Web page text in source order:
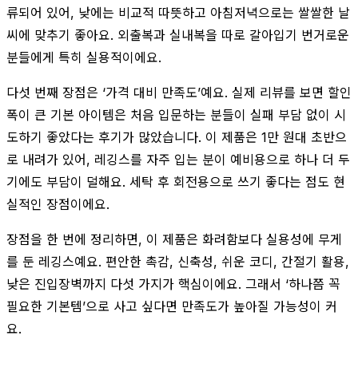
류되어 있어, 낮에는 비교적 따뜻하고 아침저녁으로는 쌀쌀한 날
씨에 맞추기 좋아요. 외출복과 실내복을 따로 갈아입기 번거로운
분들에게 특히 실용적이에요.
다섯 번째 장점은 ‘가격 대비 만족도’예요. 실제 리뷰를 보면 할인
폭이 큰 기본 아이템은 처음 입문하는 분들이 실패 부담 없이 시
도하기 좋았다는 후기가 많았습니다. 이 제품은 1만 원대 초반으
로 내려가 있어, 레깅스를 자주 입는 분이 예비용으로 하나 더 두
기에도 부담이 덜해요. 세탁 후 회전용으로 쓰기 좋다는 점도 현
실적인 장점이에요.
장점을 한 번에 정리하면, 이 제품은 화려함보다 실용성에 무게
를 둔 레깅스예요. 편안한 촉감, 신축성, 쉬운 코디, 간절기 활용,
낮은 진입장벽까지 다섯 가지가 핵심이에요. 그래서 ‘하나쯤 꼭
필요한 기본템’으로 사고 싶다면 만족도가 높아질 가능성이 커
요.